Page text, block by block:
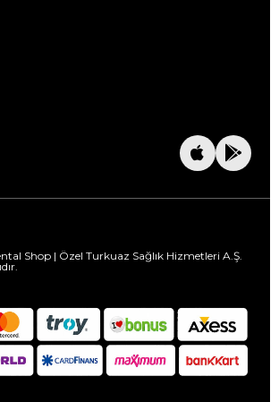
Shop | Özel Turkuaz Sağlık Hizmetleri A.Ş.